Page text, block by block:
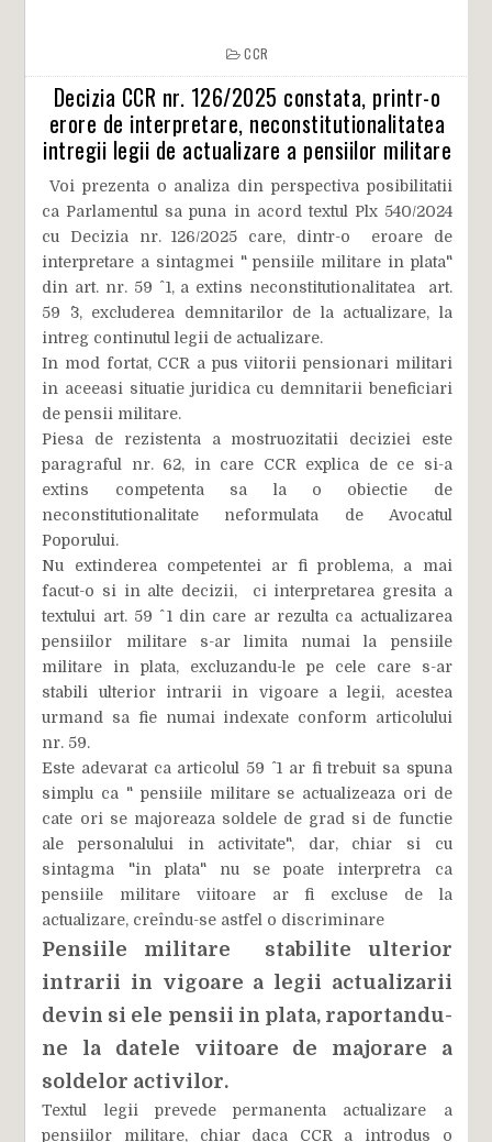
CCR
Decizia CCR nr. 126/2025 constata, printr-o
erore de interpretare, neconstitutionalitatea
intregii legii de actualizare a pensiilor militare
Voi prezenta o analiza din perspectiva posibilitatii
ca Parlamentul sa puna in acord textul Plx 540/2024
cu Decizia nr. 126/2025 care, dintr-o eroare de
interpretare a sintagmei " pensiile militare in plata"
din art. nr. 59 ^ 1, a extins neconstitutionalitatea art.
59 ^3, excluderea demnitarilor de la actualizare, la
intreg continutul legii de actualizare.
In mod fortat, CCR a pus viitorii pensionari militari
in aceeasi situatie juridica cu demnitarii beneficiari
de pensii militare.
Piesa de rezistenta a mostruozitatii deciziei este
paragraful nr. 62, in care CCR explica de ce si-a
extins competenta sa la o obiectie de
neconstitutionalitate neformulata de Avocatul
Poporului.
Nu extinderea competentei ar fi problema, a mai
facut-o si in alte decizii, ci interpretarea gresita a
textului art. 59 ^ 1 din care ar rezulta ca actualizarea
pensiilor militare s-ar limita numai la pensiile
militare in plata, excluzandu-le pe cele care s-ar
stabili ulterior intrarii in vigoare a legii, acestea
urmand sa fie numai indexate conform articolului
nr. 59.
Este adevarat ca articolul 59 ^ 1 ar fi trebuit sa spuna
simplu ca " pensiile militare se actualizeaza ori de
cate ori se majoreaza soldele de grad si de functie
ale personalului in activitate", dar, chiar si cu
sintagma "in plata" nu se poate interpretra ca
pensiile militare viitoare ar fi excluse de la
actualizare, creîndu-se astfel o discriminare
Pensiile militare stabilite ulterior
intrarii in vigoare a legii actualizarii
devin si ele pensii in plata, raportandu-
ne la datele viitoare de majorare a
soldelor activilor.
Textul legii prevede permanenta actualizare a
pensiilor militare, chiar daca CCR a introdus o